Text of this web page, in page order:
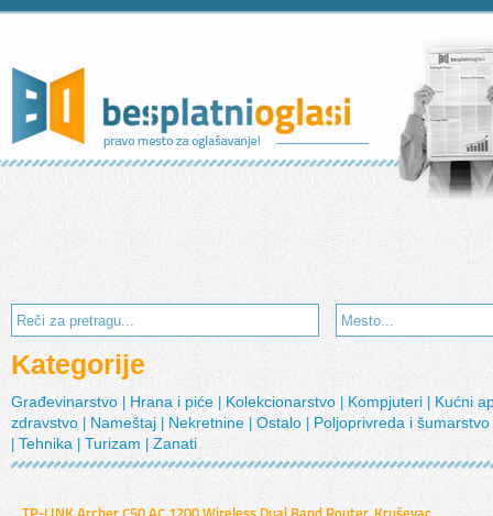
Kategorije
Građevinarstvo Hrana i piće Kolekcionarstvo |Kompjuteri
Kućni
zdravstvo | Nameštaj | Nekretnine Ostalo Poljoprivreda i šumarstvo
|Tehnika|Turizam|Zanati